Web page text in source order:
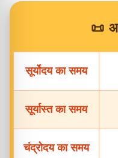
📜
सूर्योदय का समय
सूर्यास्त का समय
चंद्रोदय का समय